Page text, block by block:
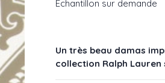
Echantillon sur demande
Un très beau damas
collection Ralph